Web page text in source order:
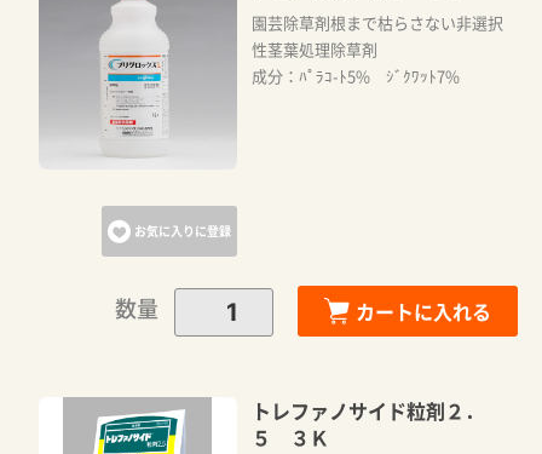
お気に入りに登録
園芸除草剤根まで枯らさない非選択
性茎葉処理除草剤
成分：ﾊﾟﾗｺ-ﾄ5% ｼﾞｸﾜｯﾄ7%
数量 カートに入れる
トレファノサイド粒剤２．
５ ３Ｋ